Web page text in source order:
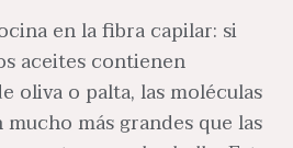
en la fibra capilar: si
aceites contienen
oliva o palta, las moléculas
más grandes que las